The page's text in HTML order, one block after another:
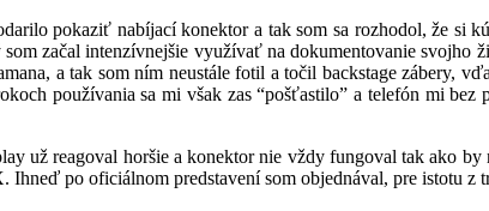
pokaziť nabíjací konektor a tak som sa rozhodol, že si
začal intenzívnejšie využívať na dokumentovanie svojho
a tak som ním neustále fotil a točil backstage zábery,
používania sa mi však zas “pošťastilo” a telefón mi bez
už reagoval horšie a konektor nie vždy fungoval tak ako
Ihneď po oficiálnom predstavení som objednával, pre istotu z